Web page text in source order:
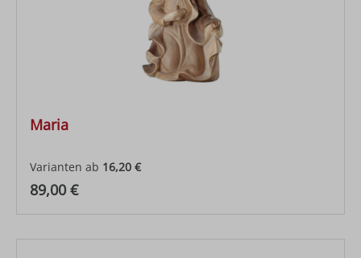
Maria
Varianten ab 16,20 €
Regulärer Preis:
89,00 €